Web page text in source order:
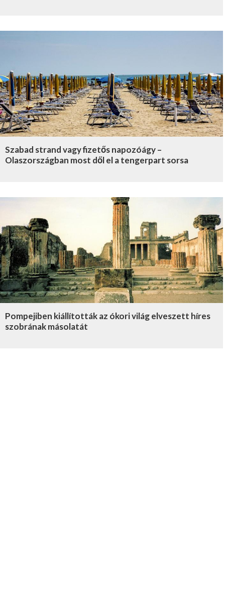
Szabad strand vagy fizetős napozóágy –
Olaszországban most dől el a tengerpart sorsa
Pompejiben kiállították az ókori világ elveszett híres
szobrának másolatát